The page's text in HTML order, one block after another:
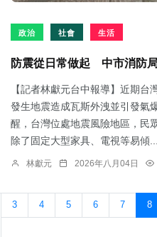
政治 社會 生活
防震從日常做起 中市消防
【記者林獻元台中報導】近期
發生地震造成瓦斯外洩並引發氣
醒，台灣位處地震風險地區，民
除了固定大型家具、電視等易傾...
林獻元 2026年八月04日
3 4 5 6 7 8